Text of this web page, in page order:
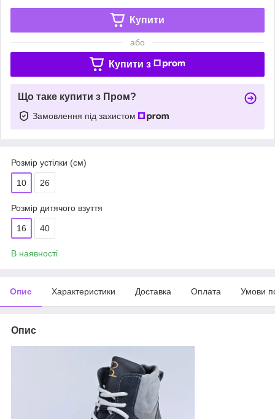
Купити
або
Купити з
Що таке купити з Пром?
Замовлення під захистом
Розмір устілки (см)
10 26
Розмір дитячого взуття
16 40
В наявності
Опис Характеристики Доставка Оплата Умови
Опис